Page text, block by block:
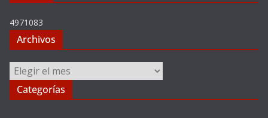
4971083
Archivos
Archivos
Categorías